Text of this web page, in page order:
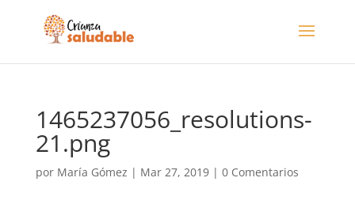
1465237056_resolutions-
21.png
por María Gómez | Mar 27, 2019| 0 Comentarios